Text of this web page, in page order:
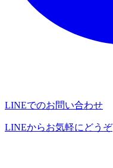
LINEでのお問い合わせ
LINEからお気軽にどうぞ